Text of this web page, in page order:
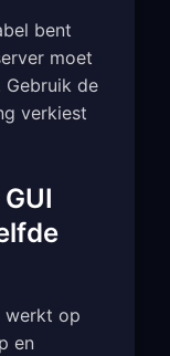
bent
moet
de
verkiest
werkt op
en